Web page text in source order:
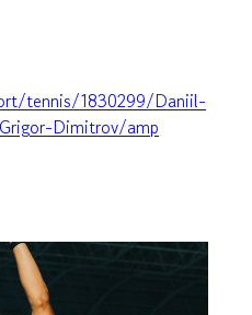
tennis/1830299/Daniil-
Dimitrov/amp